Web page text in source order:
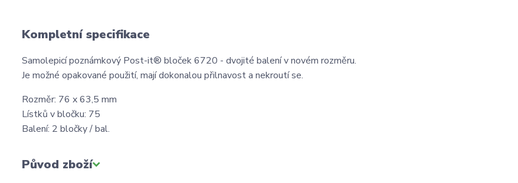
Kompletní specifikace
Samolepicí poznámkový Post-it® bloček 6720 - dvojité balení v novém rozměru.
Je možné opakované použití, mají dokonalou přilnavost a nekroutí se.
Rozměr: 76 x 63,5 mm
Lístků v bločku: 75
Balení: 2 bločky / bal.
Původ zboží